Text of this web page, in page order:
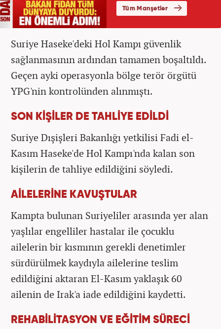
Suriye Haseke'deki Hol Kampı güvenlik
sağlanmasının ardından tamamen boşaltıldı.
Geçen ayki operasyonla bölge terör örgütü
YPG'nin kontrolünden alınmıştı.
SON KİŞİLER DE TAHLİYE EDİLDİ
Suriye Dışişleri Bakanlığı yetkilisi Fadi el-
Kasım Haseke'de Hol Kampı'nda kalan son
kişilerin de tahliye edildiğini söyledi.
AİLELERİNE KAVUŞTULAR
Kampta bulunan Suriyeliler arasında yer alan
yaşlılar engelliler hastalar ile çocuklu
ailelerin bir kısmının gerekli denetimler
sürdürülmek kaydıyla ailelerine teslim
edildiğini aktaran El-Kasım yaklaşık 60
ailenin de Irak'a iade edildiğini kaydetti.
REHABİLİTASYON VE EĞİTİM SÜRECİ